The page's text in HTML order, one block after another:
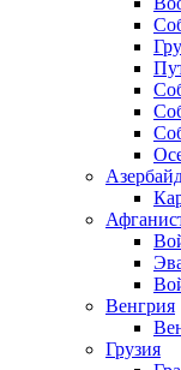
Венгрия
Грузия